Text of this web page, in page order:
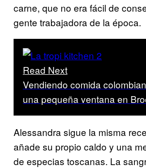
carne, que no era fácil de
gente trabajadora de la época.
Read Next
Vendiendo comida
una pequeña ventana en
Alessandra sigue la misma
añade su propio caldo y una
de especias toscanas. La